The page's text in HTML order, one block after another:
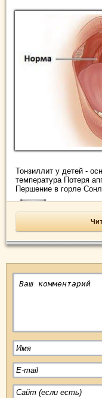
Тонзиллит у детей -
температура Потеря
Першение в горле